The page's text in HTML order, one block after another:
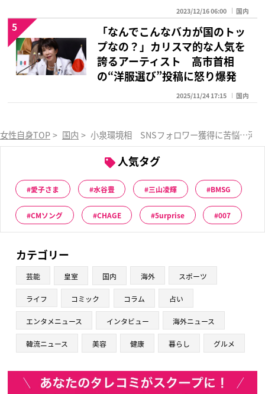
2023/12/16 06:00 国内
「なんでこんなバカが国のトッ
プなの？」カリスマ的な人気を
誇るアーティスト 高市首相
の“洋服選び”投稿に怒り爆発
2025/11/24 17:15 国内
5
女性自身TOP > 国内 > 小泉環境相 SNSフォロワー獲得に苦悩…河
人気タグ
愛子さま 水谷豊 三山凌輝 BMSG
CMソング CHAGE 5urprise 007
カテゴリー
芸能 皇室 国内 海外 スポーツ
ライフ コミック コラム 占い
エンタメニュース インタビュー 海外ニュース
韓流ニュース 美容 健康 暮らし グルメ